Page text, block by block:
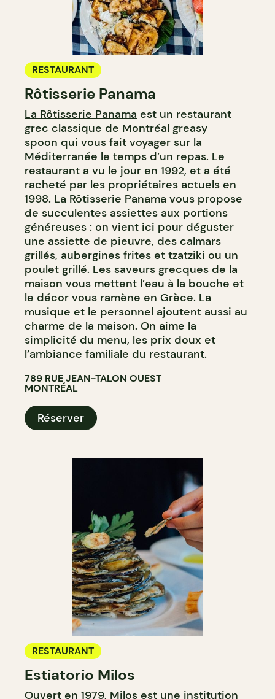
RESTAURANT
Rôtisserie Panama
La Rôtisserie Panama est un restaurant
grec classique de Montréal greasy
spoon qui vous fait voyager sur la
Méditerranée le temps d’un repas. Le
restaurant a vu le jour en 1992, et a été
racheté par les propriétaires actuels en
1998. La Rôtisserie Panama vous propose
de succulentes assiettes aux portions
généreuses : on vient ici pour déguster
une assiette de pieuvre, des calmars
grillés, aubergines frites et tzatziki ou un
poulet grillé. Les saveurs grecques de la
maison vous mettent l’eau à la bouche et
le décor vous ramène en Grèce. La
musique et le personnel ajoutent aussi au
charme de la maison. On aime la
simplicité du menu, les prix doux et
l’ambiance familiale du restaurant.
789 RUE JEAN-TALON OUEST
MONTRÉAL
Réserver
RESTAURANT
Estiatorio Milos
Ouvert en 1979, Milos est une institution